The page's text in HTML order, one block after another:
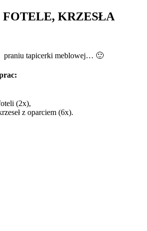
KRZESŁA
praniu tapicerki meblowej… 🙂
(2x),
z oparciem (6x).